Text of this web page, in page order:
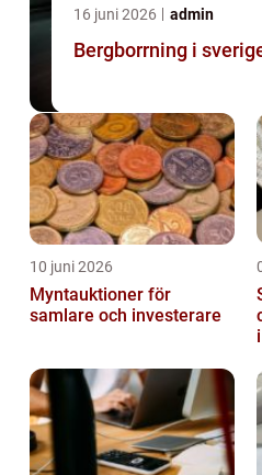
16 juni 2026 admin
Bergborrning i
10 juni 2026
Myntauktioner för
samlare och investerare